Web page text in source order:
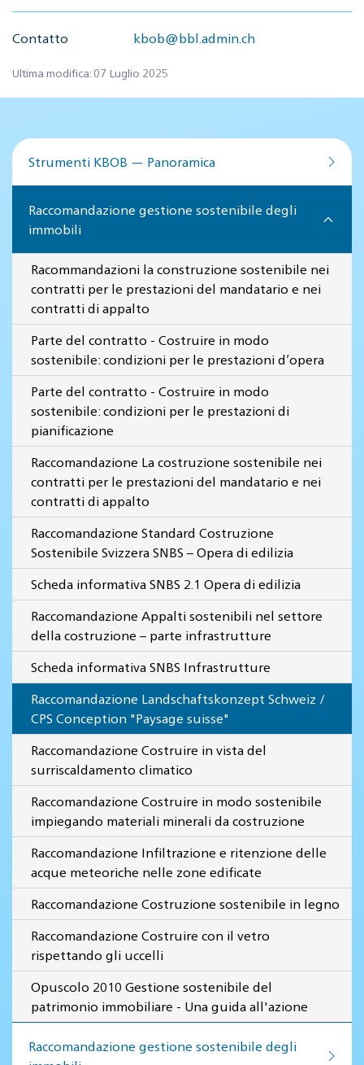
Contatto kbob@bbl.admin.ch
Ultima modifica: 07 Luglio 2025
Strumenti KBOB — Panoramica
Raccomandazione gestione sostenibile degli
immobili
Racommandazioni la construzione sostenibile nei
contratti per le prestazioni del mandatario e nei
contratti di appalto
Parte del contratto - Costruire in modo
sostenibile: condizioni per le prestazioni d’opera
Parte del contratto - Costruire in modo
sostenibile: condizioni per le prestazioni di
pianificazione
Raccomandazione La costruzione sostenibile nei
contratti per le prestazioni del mandatario e nei
contratti di appalto
Raccomandazione Standard Costruzione
Sostenibile Svizzera SNBS – Opera di edilizia
Scheda informativa SNBS 2.1 Opera di edilizia
Raccomandazione Appalti sostenibili nel settore
della costruzione – parte infrastrutture
Scheda informativa SNBS Infrastrutture
Raccomandazione Landschaftskonzept Schweiz /
CPS Conception "Paysage suisse"
Raccomandazione Costruire in vista del
surriscaldamento climatico
Raccomandazione Costruire in modo sostenibile
impiegando materiali minerali da costruzione
Raccomandazione Infiltrazione e ritenzione delle
acque meteoriche nelle zone edificate
Raccomandazione Costruzione sostenibile in legno
Raccomandazione Costruire con il vetro
rispettando gli uccelli
Opuscolo 2010 Gestione sostenibile del
patrimonio immobiliare - Una guida all'azione
Raccomandazione gestione so­ste­ni­bi­le de­gli